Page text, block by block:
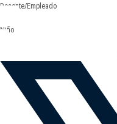
Docente/Empleado
Niño